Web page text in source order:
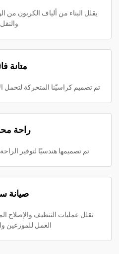
من ألياف الكربون من الوزن الإجمالي
المتحركة لتحمل الاستخدام
راحة محسّنة
هندسيًا لتوفير الراحة والدعم
التنظيف والإصلاح المبسطة من
العمل للموزعين والمستخدمين.